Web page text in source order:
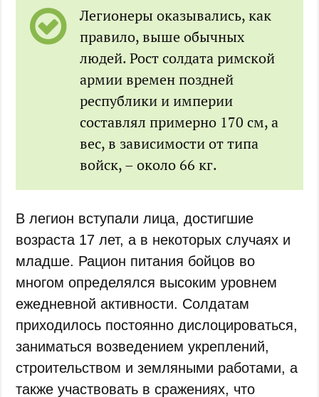
Легионеры оказывались, как
правило, выше обычных
людей. Рост солдата римской
армии времен поздней
республики и империи
составлял примерно 170 см, а
вес, в зависимости от типа
войск, – около 66 кг.
В легион вступали лица, достигшие
возраста 17 лет, а в некоторых случаях и
младше. Рацион питания бойцов во
многом определялся высоким уровнем
ежедневной активности. Солдатам
приходилось постоянно дислоцироваться,
заниматься возведением укреплений,
строительством и земляными работами, а
также участвовать в сражениях, что